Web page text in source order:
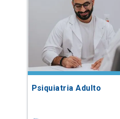
Psiquiatria Adulto